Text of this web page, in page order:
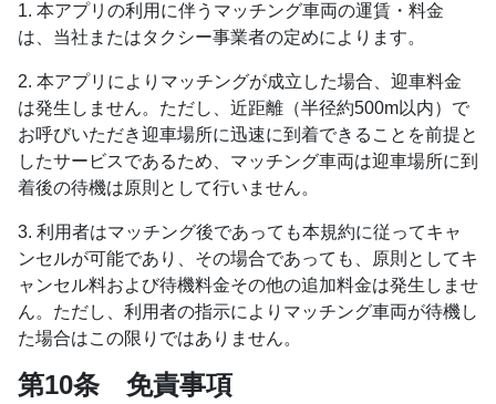
1. 本アプリの利用に伴うマッチング車両の運賃・料金
は、当社またはタクシー事業者の定めによります。
2. 本アプリによりマッチングが成立した場合、迎車料金
は発生しません。ただし、近距離（半径約500m以内）で
お呼びいただき迎車場所に迅速に到着できることを前提と
したサービスであるため、マッチング車両は迎車場所に到
着後の待機は原則として行いません。
3. 利用者はマッチング後であっても本規約に従ってキャ
ンセルが可能であり、その場合であっても、原則としてキ
ャンセル料および待機料金その他の追加料金は発生しませ
ん。ただし、利用者の指示によりマッチング車両が待機し
た場合はこの限りではありません。
第10条 免責事項